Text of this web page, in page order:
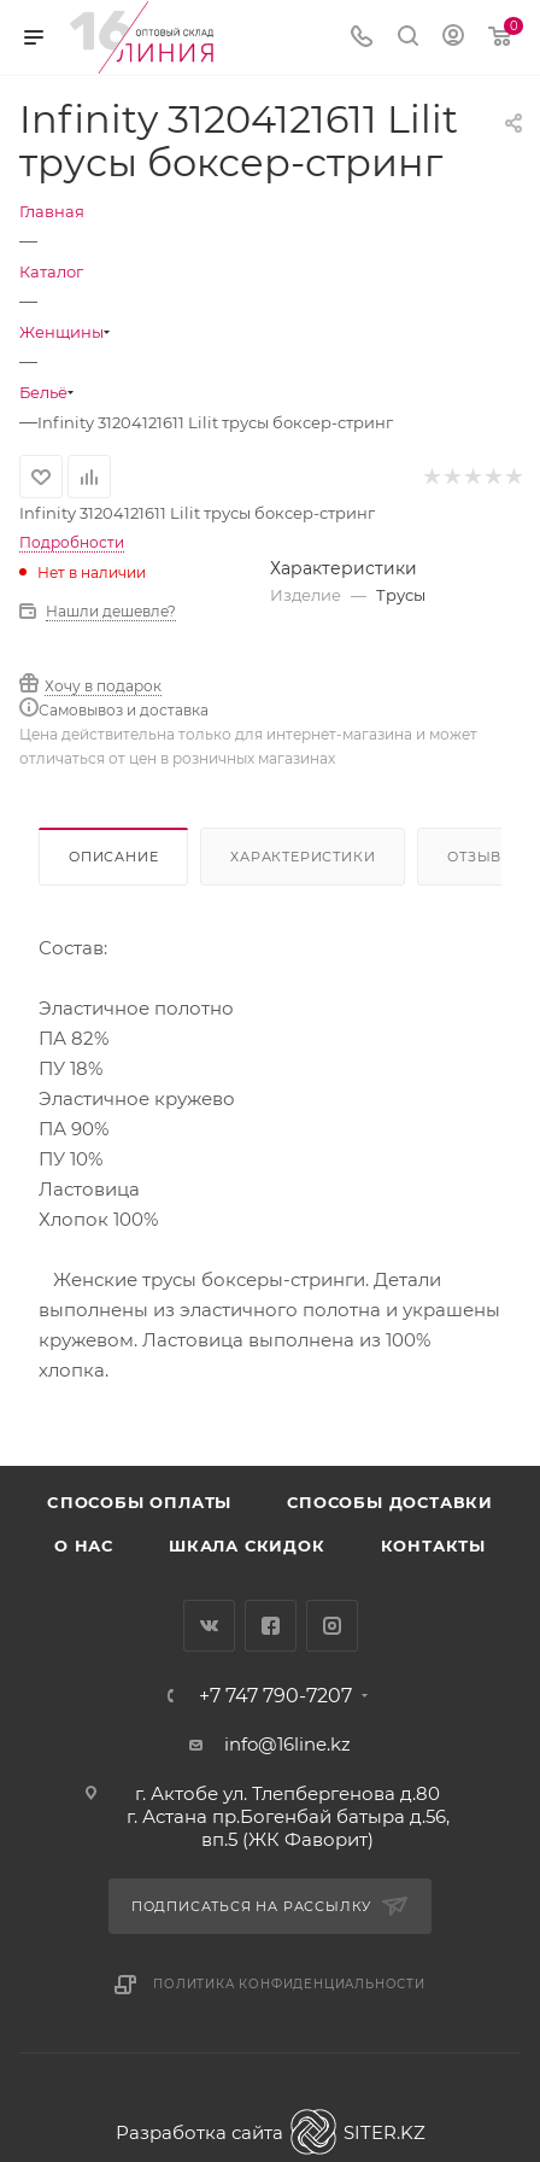
0
Infinity 31204121611 Lilit
трусы боксер-стринг
Главная
—
Каталог
—
Женщины
—
Бельё
—Infinity 31204121611 Lilit трусы боксер-стринг
Infinity 31204121611 Lilit трусы боксер-стринг
Подробности
Нет в наличии
Нашли дешевле?
Хочу в подарок
Самовывоз и доставка
Характеристики
Изделие — Трусы
Цена действительна только для интернет-магазина и может
отличаться от цен в розничных магазинах
ОПИСАНИЕ ХАРАКТЕРИСТИКИ ОТЗЫВЫ
Состав:
Эластичное полотно
ПА 82%
ПУ 18%
Эластичное кружево
ПА 90%
ПУ 10%
Ластовица
Хлопок 100%
Женские трусы боксеры-стринги. Детали
выполнены из эластичного полотна и украшены
кружевом. Ластовица выполнена из 100%
хлопка.
CПОСОБЫ ОПЛАТЫ СПОСОБЫ ДОСТАВКИ
О НАС ШКАЛА СКИДОК КОНТАКТЫ
+7 747 790-7207
info@16line.kz
г. Актобе ул. Тлепбергенова д.80
г. Астана пр.Богенбай батыра д.56,
вп.5 (ЖК Фаворит)
ПОДПИСАТЬСЯ НА РАССЫЛКУ
ПОЛИТИКА КОНФИДЕНЦИАЛЬНОСТИ
Разработка сайта SITER.KZ